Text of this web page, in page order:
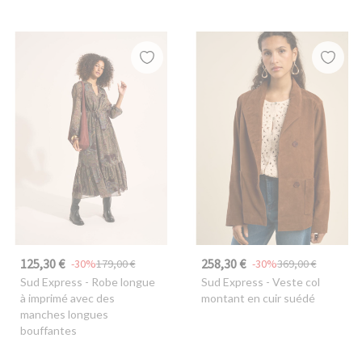
125,30 € 179,00 €
-30%
Sud Express - Robe longue
à imprimé avec des
manches longues
bouffantes
258,30 € 369,00 €
-30%
Sud Express - Veste col
montant en cuir suédé